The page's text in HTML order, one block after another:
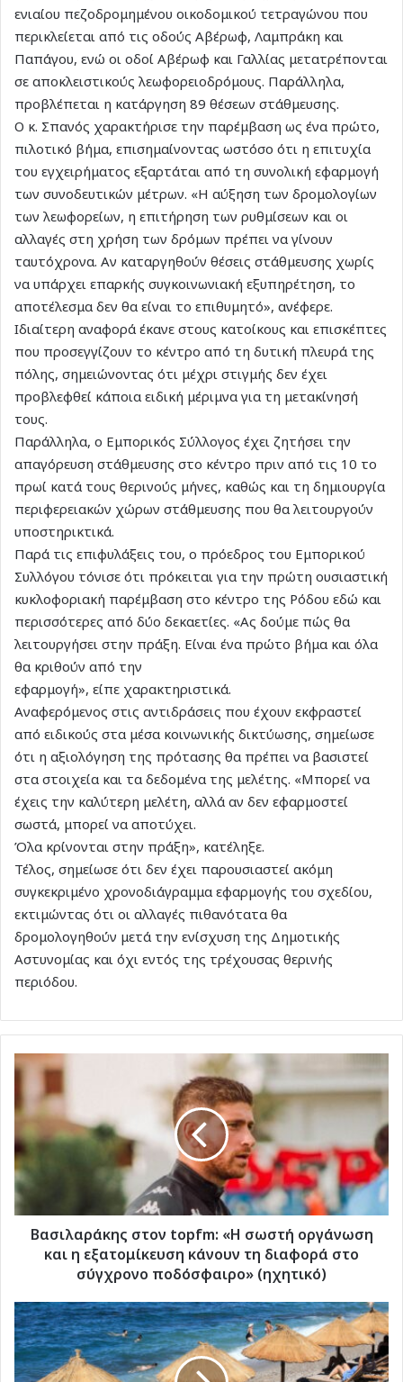
ενιαίου πεζοδρομημένου οικοδομικού τετραγώνου που
περικλείεται από τις οδούς Αβέρωφ, Λαμπράκη και
Παπάγου, ενώ οι οδοί Αβέρωφ και Γαλλίας μετατρέπονται
σε αποκλειστικούς λεωφορειοδρόμους. Παράλληλα,
προβλέπεται η κατάργηση 89 θέσεων στάθμευσης.
Ο κ. Σπανός χαρακτήρισε την παρέμβαση ως ένα πρώτο,
πιλοτικό βήμα, επισημαίνοντας ωστόσο ότι η επιτυχία
του εγχειρήματος εξαρτάται από τη συνολική εφαρμογή
των συνοδευτικών μέτρων. «Η αύξηση των δρομολογίων
των λεωφορείων, η επιτήρηση των ρυθμίσεων και οι
αλλαγές στη χρήση των δρόμων πρέπει να γίνουν
ταυτόχρονα. Αν καταργηθούν θέσεις στάθμευσης χωρίς
να υπάρχει επαρκής συγκοινωνιακή εξυπηρέτηση, το
αποτέλεσμα δεν θα είναι το επιθυμητό», ανέφερε.
Ιδιαίτερη αναφορά έκανε στους κατοίκους και επισκέπτες
που προσεγγίζουν το κέντρο από τη δυτική πλευρά της
πόλης, σημειώνοντας ότι μέχρι στιγμής δεν έχει
προβλεφθεί κάποια ειδική μέριμνα για τη μετακίνησή
τους.
Παράλληλα, ο Εμπορικός Σύλλογος έχει ζητήσει την
απαγόρευση στάθμευσης στο κέντρο πριν από τις 10 το
πρωί κατά τους θερινούς μήνες, καθώς και τη δημιουργία
περιφερειακών χώρων στάθμευσης που θα λειτουργούν
υποστηρικτικά.
Παρά τις επιφυλάξεις του, ο πρόεδρος του Εμπορικού
Συλλόγου τόνισε ότι πρόκειται για την πρώτη ουσιαστική
κυκλοφοριακή παρέμβαση στο κέντρο της Ρόδου εδώ και
περισσότερες από δύο δεκαετίες. «Ας δούμε πώς θα
λειτουργήσει στην πράξη. Είναι ένα πρώτο βήμα και όλα
θα κριθούν από την
εφαρμογή», είπε χαρακτηριστικά.
Αναφερόμενος στις αντιδράσεις που έχουν εκφραστεί
από ειδικούς στα μέσα κοινωνικής δικτύωσης, σημείωσε
ότι η αξιολόγηση της πρότασης θα πρέπει να βασιστεί
στα στοιχεία και τα δεδομένα της μελέτης. «Μπορεί να
έχεις την καλύτερη μελέτη, αλλά αν δεν εφαρμοστεί
σωστά, μπορεί να αποτύχει.
Όλα κρίνονται στην πράξη», κατέληξε.
Τέλος, σημείωσε ότι δεν έχει παρουσιαστεί ακόμη
συγκεκριμένο χρονοδιάγραμμα εφαρμογής του σχεδίου,
εκτιμώντας ότι οι αλλαγές πιθανότατα θα
δρομολογηθούν μετά την ενίσχυση της Δημοτικής
Αστυνομίας και όχι εντός της τρέχουσας θερινής
περιόδου.
Βασιλαράκης
topfm:
«Η
σωστή
οργάνωση
και
η
εξατομίκευση
κάνουν
σύγχρονο
ποδόσφαιρο»
(ηχητικό)
Βασιλαράκης στον topfm: «Η σωστή οργάνωση
και η εξατομίκευση κάνουν τη διαφορά στο
σύγχρονο ποδόσφαιρο» (ηχητικό)
Αν.
Μακεντούδη
για
ομπρελάδες